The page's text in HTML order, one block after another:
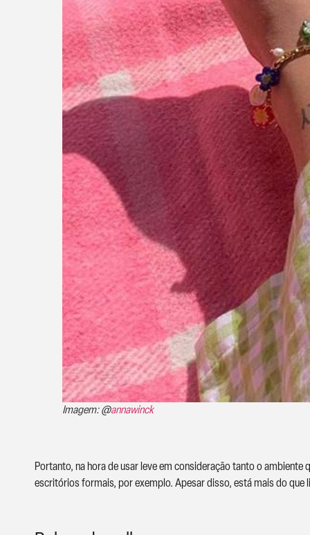
Imagem: @annawinck
Portanto, na hora de usar leve em consideração tanto o
escritórios formais, por exemplo. Apesar disso, está mais do